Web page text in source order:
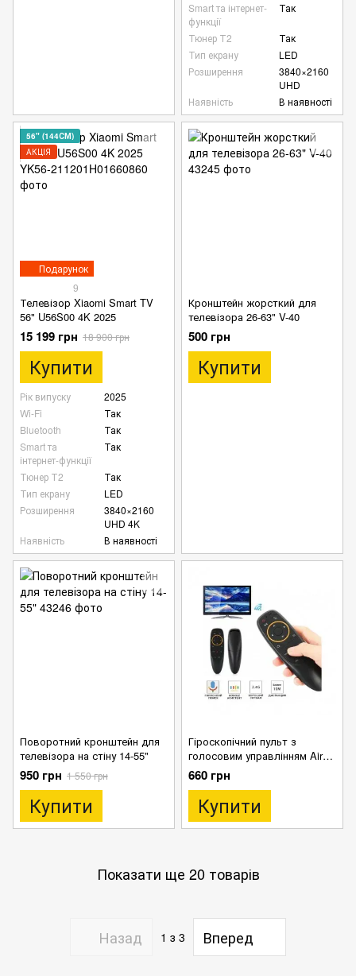
Smart та інтернет-
функції
Так
Тюнер Т2
Так
Тип екрану
LED
Розширення
3840×2160
UHD
Наявність
В наявності
Подарунок
56" (144СМ)
АКЦІЯ
9
Телевізор Xiaomi Smart TV
56" U56S00 4K 2025
15 199 грн 18 900 грн
Купити
Рік випуску
2025
Wi-Fi
Так
Bluetooth
Так
Smart та
інтернет-функції
Так
Тюнер Т2
Так
Тип екрану
LED
Розширення
3840×2160
UHD 4K
Наявність
В наявності
Кронштейн жорсткий для
телевізора 26-63" V-40
500 грн
Купити
Поворотний кронштейн для
телевізора на стіну 14-55"
950 грн 1 550 грн
Купити
Гіроскопічний пульт з
голосовим управлінням Air
Mouse G10S 2.4 GHz для
Smart TV Android
660 грн
Купити
Показати ще 20 товарів
Назад 1 з 3 Вперед